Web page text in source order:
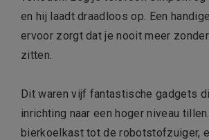
en hij laadt draadloos op. Een
ervoor zorgt dat je nooit meer
zitten.
Dit waren vijf fantastische gadgets
inrichting naar een hoger niveau
bierkoelkast tot de robotstofzuiger,